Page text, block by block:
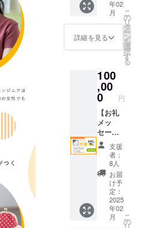
ニター
期間中
後まで
のご参
し上げ
ます。
■モニ
ター募
集の目
的 受講
生の率
直な意
見をも
とに、
今後の
コース
内容や
運営体
制の改
善を目
す。
コース
から応
用まで
されて
いるた
め、途
中で終
了され
ると学
びの成
果や魅
力を十
分に体
感でき
ない可
能性が
ありま
す。モ
ニター
受講継
続のお
願い 本
モニ
体験し
ていた
だき、
受講後
の感想
や
フィー
ドバッ
クを集
めるこ
とを目
的とし
ていま
す。
コース
は基礎
間程度
有効期
限：
2025年
法：オ
ンライ
ン
（Zoom
または
Google
Meet）
【モニ
ターに
関する
ご案
内】 ■
受講継
続のお
願い 本
モニ
お名
前・住
所・
メール
アドレ
ス・電
をご記
載くだ
さい。
その他
ご要望
などは
備考欄
にご記
載くだ
さい。
前をご
記入く
ださ
い。 ・
掲載期
間：事
続する
限り掲
載 ・掲
載方
法：ロ
ゴ・バ
ナー掲
載
①
お礼の
ご連絡
をさせ
ていた
だき、
掲載内
ちらで
も可 支
援いた
だいた
方々の
お名前
を、今
後公開
予定の
ホーム
ページ
などで
掲載！
※※※支援
時、必
ず備考
欄に掲
載を希
望され
るお名
前をご
記入く
ただき
ます！
・収録
時間：2
分間 ・
提供方
メール
に添
付、も
しくは
URLを
記載い
たしま
す。
【Web
にお名
前掲
載】→
法人・
個人ど
ちらで
も可 支
年02
月
詳細を見る
こ
の
リ
タ
ー
ン
を
選
択
す
る
100
,00
0 円
【お礼
メッ
セー
ジ】 代
表の田
中が心
を込め
てお礼
のメッ
セージ
をメー
ルにて
支援
者：
8人
お届
け予
定：
2025
年02
月
こ
の